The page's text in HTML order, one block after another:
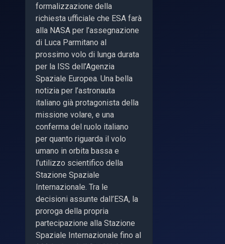
formalizzazione della
richiesta ufficiale che ESA farà
alla NASA per l’assegnazione
di Luca Parmitano al
prossimo volo di lunga durata
per la ISS dell’Agenzia
Spaziale Europea. Una bella
notizia per l’astronauta
italiano già protagonista della
missione volare, e una
conferma del ruolo italiano
per quanto riguarda il volo
umano in orbita bassa e
l’utilizzo scientifico della
Stazione Spaziale
Internazionale. Tra le
decisioni assunte dall’ESA, la
proroga della propria
partecipazione alla Stazione
Spaziale Internazionale fino al